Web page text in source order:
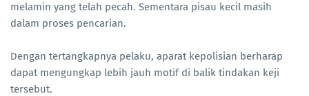
melamin yang telah pecah. Sementara pisau kecil masih
dalam proses pencarian.
Dengan tertangkapnya pelaku, aparat kepolisian berharap
dapat mengungkap lebih jauh motif di balik tindakan keji
tersebut.